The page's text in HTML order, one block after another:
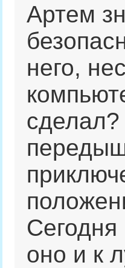
Артем
него,
оно и к